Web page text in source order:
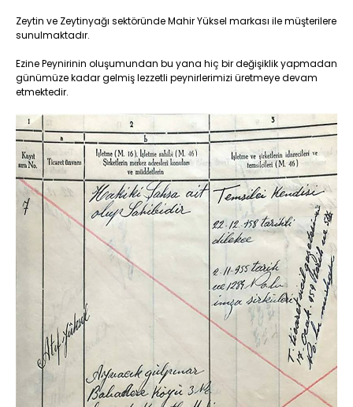
Zeytin ve Zeytinyağı sektöründe Mahir Yüksel markası ile müşterilere
sunulmaktadır.
Ezine Peynirinin oluşumundan bu yana hiç bir değişiklik yapmadan
günümüze kadar gelmiş lezzetli peynirlerimizi üretmeye devam
etmektedir.